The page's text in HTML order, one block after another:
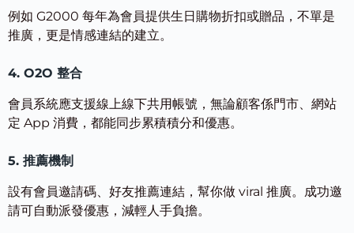
例如 G2000 每年為會員提供生日購物折扣或贈品，不單是
推廣，更是情感連結的建立。
4. O2O 整合
會員系統應支援線上線下共用帳號，無論顧客係門市、網站
定 App 消費，都能同步累積積分和優惠。
5. 推薦機制
設有會員邀請碼、好友推薦連結，幫你做 viral 推廣。成功邀
請可自動派發優惠，減輕人手負擔。